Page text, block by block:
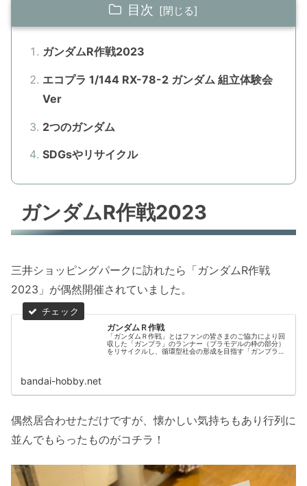
目次
ガンダムR作戦2023
エコプラ 1/144 RX-78-2 ガンダム 組立体験会
Ver
2つのガンダム
SDGsやリサイクル
ガンダムR作戦2023
三井ショッピングパークに訪れたら「ガンダムR作戦
2023」が偶然開催されていました。
ガンダムＲ作戦
「ガンダムＲ作戦」とはファンの皆さまのご協力により回
収した「ガンプラ」のランナー（プラモデルの枠の部分）
をリサイクルし、循環型社会の形成を目指す「ガンプラリ
bandai-hobby.net
偶然居合わせただけですが、懐かしい気持ちもあり行列に
並んでもらったものがコチラ！